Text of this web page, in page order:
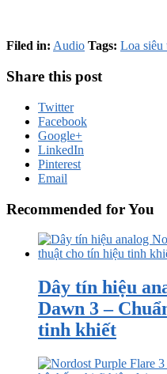
Filed in: Audio Tags: Loa siêu
Share this post
Twitter
Facebook
Google+
LinkedIn
Pinterest
Email
Recommended for You
Dây tín hiệu
Dawn 3 –
tinh khiết